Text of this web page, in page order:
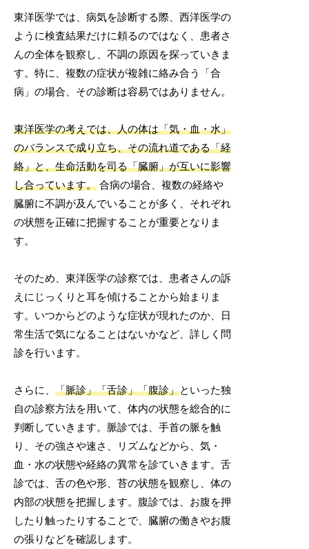
東洋医学では、病気を診断する際、西洋医学の
ように検査結果だけに頼るのではなく、患者さ
んの全体を観察し、不調の原因を探っていきま
す。特に、複数の症状が複雑に絡み合う「合
病」の場合、その診断は容易ではありません。
東洋医学の考えでは、人の体は「気・血・水」
のバランスで成り立ち、その流れ道である「経
絡」と、生命活動を司る「臓腑」が互いに影響
し合っています。 合病の場合、複数の経絡や
臓腑に不調が及んでいることが多く、それぞれ
の状態を正確に把握することが重要となりま
す。
そのため、東洋医学の診察では、患者さんの訴
えにじっくりと耳を傾けることから始まりま
す。いつからどのような症状が現れたのか、日
常生活で気になることはないかなど、詳しく問
診を行います。
さらに、「脈診」「舌診」「腹診」といった独
自の診察方法を用いて、体内の状態を総合的に
判断していきます。脈診では、手首の脈を触
り、その強さや速さ、リズムなどから、気・
血・水の状態や経絡の異常を診ていきます。舌
診では、舌の色や形、苔の状態を観察し、体の
内部の状態を把握します。腹診では、お腹を押
したり触ったりすることで、臓腑の働きやお腹
の張りなどを確認します。